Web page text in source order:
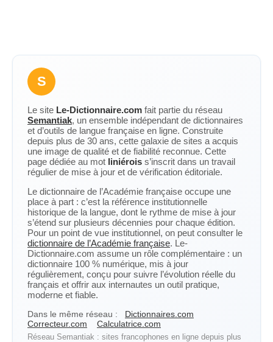
S
Le site Le-Dictionnaire.com fait partie du réseau
Semantiak, un ensemble indépendant de dictionnaires
et d’outils de langue française en ligne. Construite
depuis plus de 30 ans, cette galaxie de sites a acquis
une image de qualité et de fiabilité reconnue. Cette
page dédiée au mot liniérois s’inscrit dans un travail
régulier de mise à jour et de vérification éditoriale.
Le dictionnaire de l’Académie française occupe une
place à part : c’est la référence institutionnelle
historique de la langue, dont le rythme de mise à jour
s’étend sur plusieurs décennies pour chaque édition.
Pour un point de vue institutionnel, on peut consulter le
dictionnaire de l’Académie française. Le-
Dictionnaire.com assume un rôle complémentaire : un
dictionnaire 100 % numérique, mis à jour
régulièrement, conçu pour suivre l’évolution réelle du
français et offrir aux internautes un outil pratique,
moderne et fiable.
Dans le même réseau :
Dictionnaires.com
Correcteur.com
Calculatrice.com
Réseau Semantiak : sites francophones en ligne depuis plus